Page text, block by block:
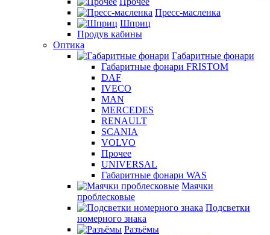
Пресс-масленка
Шприц
Продув кабины
Оптика
Габаритные фонари
Габаритные фонари FRISTOM
DAF
IVECO
MAN
MERCEDES
RENAULT
SCANIA
VOLVO
Прочее
UNIVERSAL
Габаритные фонари WAS
Маячки
проблесковые
Подсветки
номерного знака
Разъёмы